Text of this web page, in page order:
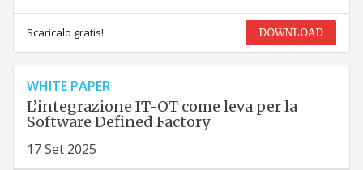
Scaricalo gratis! DOWNLOAD
WHITE PAPER
L’integrazione IT-OT come leva per la
Software Defined Factory
17 Set 2025